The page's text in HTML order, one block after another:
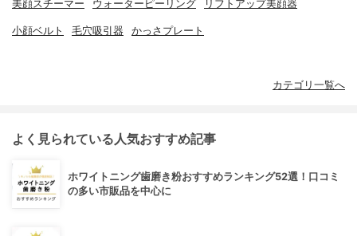
美顔スチーマー ウォーターピーリング リフトアップ美顔器
小顔ベルト 毛穴吸引器 かっさプレート
カテゴリ一覧へ
よく見られている人気おすすめ記事
ホワイトニング歯磨き粉おすすめランキング52選！口コミ
の多い市販品を中心に